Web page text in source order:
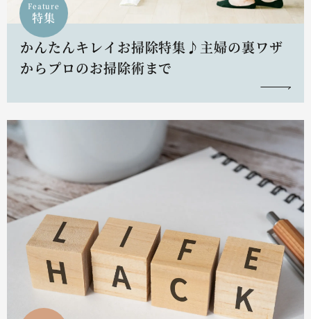
Feature
特集
かんたんキレイお掃除特集♪主婦の裏ワザ
からプロのお掃除術まで